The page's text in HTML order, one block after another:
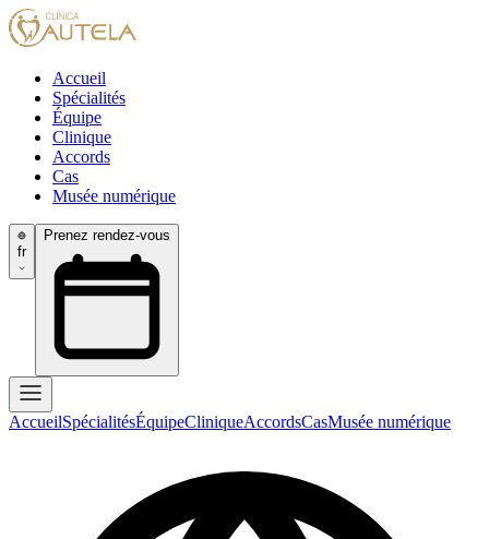
Accueil
Spécialités
Équipe
Clinique
Accords
Cas
Musée numérique
fr
Prenez rendez-vous
AccueilSpécialitésÉquipeCliniqueAccordsCasMusée numérique